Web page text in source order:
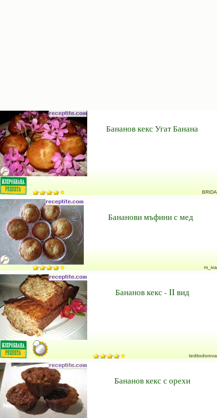
Бананов кекс Угат Банана
BRIDA
Бананови мъфини с мед
m_iva
Бананов кекс - II вид
teditodorova
Бананов кекс с орехи